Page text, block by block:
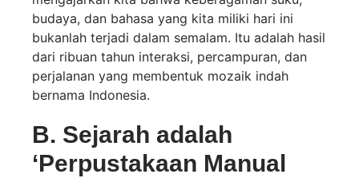
budaya, dan bahasa yang kita miliki hari ini
bukanlah terjadi dalam semalam. Itu adalah hasil
dari ribuan tahun interaksi, percampuran, dan
perjalanan yang membentuk mozaik indah
bernama Indonesia.
B. Sejarah adalah
‘Perpustakaan Manual